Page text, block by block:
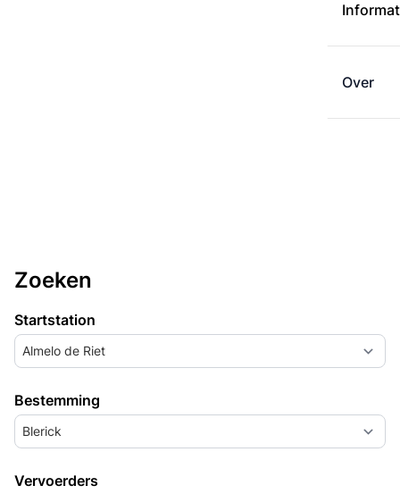
Over
Zoeken
Startstation
Almelo de Riet
Bestemming
Blerick
Vervoerders